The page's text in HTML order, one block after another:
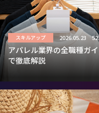
スキルアップ 2026.05.23
アパレル業界の全職種ガ
で徹底解説